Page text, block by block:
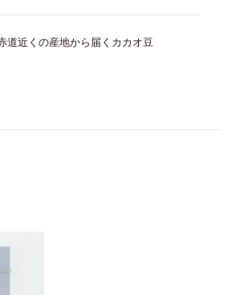
道近くの産地から届くカカオ豆